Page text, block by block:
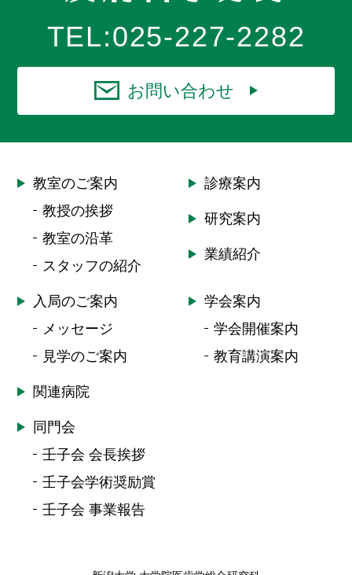
TEL:025-227-2282
お問い合わせ
教室のご案内
教授の挨拶
教室の沿革
スタッフの紹介
診療案内
研究案内
業績紹介
入局のご案内
メッセージ
見学のご案内
学会案内
学会開催案内
教育講演案内
関連病院
同門会
壬子会 会長挨拶
壬子会学術奨励賞
壬子会 事業報告